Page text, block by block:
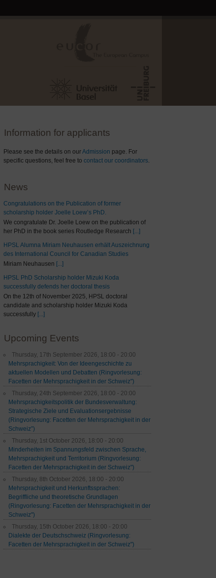
Information for applicants
Please see the details on ourAdmission page. For
specific questions, feel free to contact our coordinators.
News
Congratulations on the Publication of former
scholarship holder Joelle Loew’s PhD.
We congratulate Dr. Joelle Loew on the publication of
her PhD in the book series Routledge Research [...]
HPSL Alumna Miriam Neuhausen erhält Auszeichnung
des International Council for Canadian Studies
Miriam Neuhausen [...]
HPSL PhD Scholarship holder Mizuki Koda
successfully defends her doctoral thesis
On the 12th of November 2025, HPSL doctoral
candidate and scholarship holder Mizuki Koda
successfully [...]
Upcoming Events
Thursday, 17th September 2026, 18:00 - 20:00
Mehrsprachigkeit: Von der Ideengeschichte zu
aktuellen Modellen und Debatten (Ringvorlesung:
Facetten der Mehrsprachigkeit in der Schweiz")
Thursday, 24th September 2026, 18:00 - 20:00
Mehrsprachigkeitspolitik der Bundesverwaltung:
Strategische Ziele und Evaluationsergebnisse
(Ringvorlesung: Facetten der Mehrsprachigkeit in der
Schweiz”)
Thursday, 1st October 2026, 18:00 - 20:00
Minderheiten im Spannungsfeld zwischen Sprache,
Mehrsprachigkeit und Territorium (Ringvorlesung:
Facetten der Mehrsprachigkeit in der Schweiz")
Thursday, 8th October 2026, 18:00 - 20:00
Mehrsprachigkeit und Herkunftssprachen:
Begriffliche und theoretische Grundlagen
(Ringvorlesung: Facetten der Mehrsprachigkeit in der
Schweiz")
Thursday, 15th October 2026, 18:00 - 20:00
Dialekte der Deutschschweiz (Ringvorlesung:
Facetten der Mehrsprachigkeit in der Schweiz")